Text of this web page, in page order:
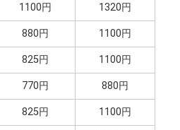
1100円 1320円
880円 1100円
825円 1100円
770円 880円
825円 1100円